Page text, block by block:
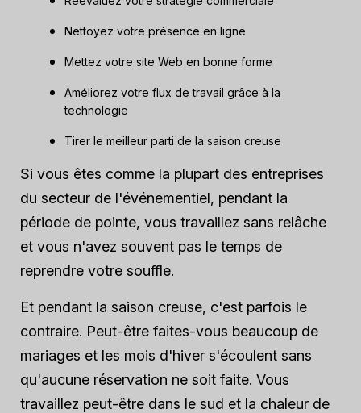
Nettoyez votre présence en ligne
Mettez votre site Web en bonne forme
Améliorez votre flux de travail grâce à la
technologie
Tirer le meilleur parti de la saison creuse
Si vous êtes comme la plupart des entreprises
du secteur de l'événementiel, pendant la
période de pointe, vous travaillez sans relâche
et vous n'avez souvent pas le temps de
reprendre votre souffle.
Et pendant la saison creuse, c'est parfois le
contraire. Peut-être faites-vous beaucoup de
mariages et les mois d'hiver s'écoulent sans
qu'aucune réservation ne soit faite. Vous
travaillez peut-être dans le sud et la chaleur de